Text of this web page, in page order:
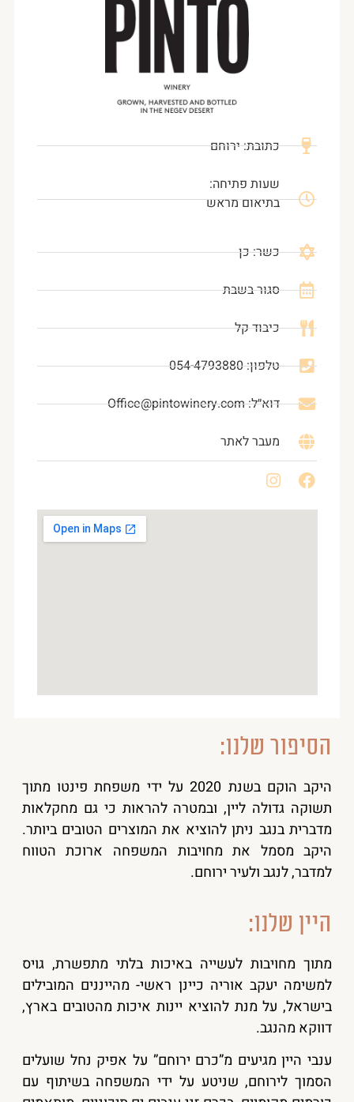
כתובת: ירוחם
שעות פתיחה:
בתיאום מראש
כשר: כן
סגור בשבת
כיבוד קל
טלפון: 054-4793880
דוא״ל: Office@pintowinery.com
מעבר לאתר
הסיפור שלנו:
היקב הוקם בשנת 2020 על ידי משפחת פינטו מתוך
תשוקה גדולה ליין, ובמטרה להראות כי גם מחקלאות
מדברית בנגב ניתן להוציא את המוצרים הטובים ביותר.
היקב מסמל את מחויבות המשפחה ארוכת הטווח
למדבר, לנגב ולעיר ירוחם.
היין שלנו:
מתוך מחויבות לעשייה באיכות בלתי מתפשרת, גויס
למשימה יעקב אוריה כיינן ראשי- מהייננים המובילים
בישראל, על מנת להוציא יינות איכות מהטובים בארץ,
דווקא מהנגב.
ענבי היין מגיעים מ”כרם ירוחם” על אפיק נחל שועלים
הסמוך לירוחם, שניטע על ידי המשפחה בשיתוף עם